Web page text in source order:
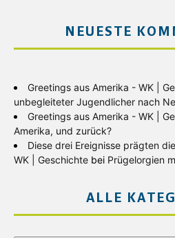
NEUESTE
Greetings aus Amerika - WK |
unbegleiteter Jugendlicher nach
Greetings aus Amerika - WK |
Amerika, und zurück?
Diese drei Ereignisse prägten
WK | Geschichte bei Prügelorgien
ALLE